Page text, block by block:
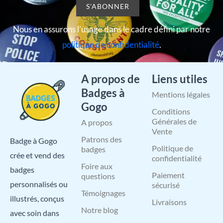
Nous en assurons l’usage dans le cadre défini par notre
politique de confidentialité.
Badge à Gogo
crée et vend des
badges
personnalisés ou
illustrés, conçus
avec soin dans
A propos de
Badges à
Gogo
A propos
Patrons des
badges
Foire aux
questions
Témoignages
Notre blog
Liens utiles
Mentions légales
Conditions
Générales de
Vente
Politique de
confidentialité
Paiement
sécurisé
Livraisons